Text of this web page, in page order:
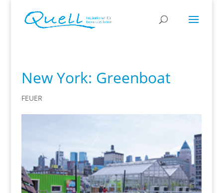
New York: Greenboat
FEUER